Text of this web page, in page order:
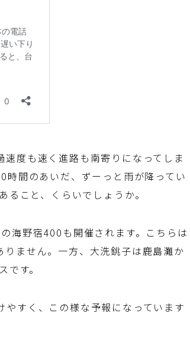
度も速く進路も南寄りになってしま
時間のあいだ、ずーっと雨が降ってい
こと、くらいでしょうか。
海野宿400も開催されます。こちらは
ません。一方、大洗銚子は鹿島灘か
す。
すく、この様な予報になっています